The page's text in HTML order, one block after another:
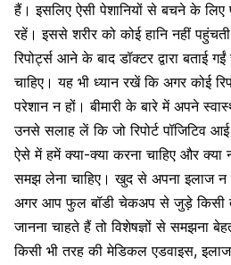
हैं। इसलिए ऐसी पेशानियों से बचने के
रहें। इससे शरीर को कोई हानि नहीं
रिपोर्ट्स आने के बाद डॉक्टर द्वारा बताई
चाहिए। यह भी ध्यान रखें कि अगर कोई
परेशान न हों। बीमारी के बारे में अपने
उनसे सलाह लें कि जो रिपोर्ट पॉजिटिव
ऐसे में हमें क्या-क्या करना चाहिए और क्या
समझ लेना चाहिए। खुद से अपना इलाज
अगर आप फुल बॉडी चेकअप से जुड़े किसी
जानना चाहते हैं तो विशेषज्ञों से समझना
किसी भी तरह की मेडिकल एडवाइस,